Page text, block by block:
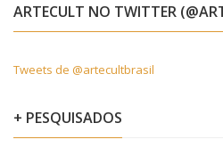
ARTECULT NO TWITTER
Tweets de @artecultbrasil
+ PESQUISADOS